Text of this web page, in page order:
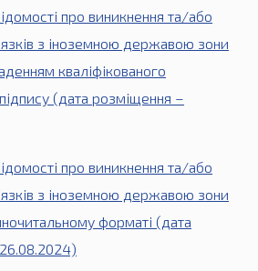
про виникнення та/або
з іноземною державою зони
кваліфікованого
(дата розміщення –
про виникнення та/або
з іноземною державою зони
форматі (дата